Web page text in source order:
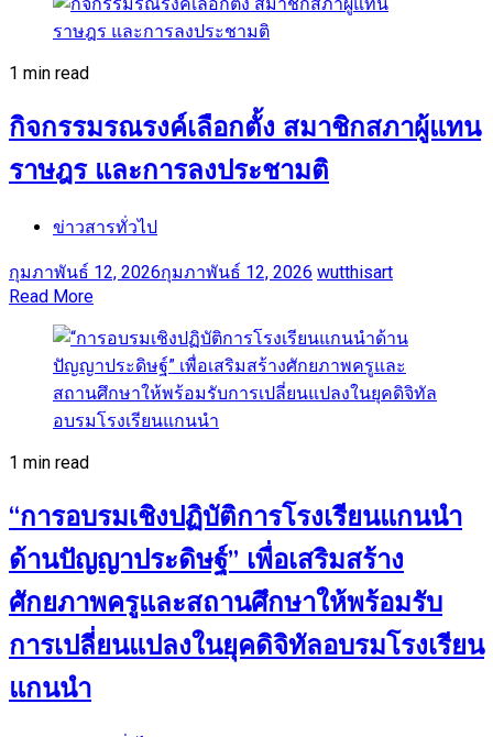
1 min read
กิจกรรมรณรงค์เลือกตั้ง สมาชิกสภาผู้แทน
ราษฎร และการลงประชามติ
ข่าวสารทั่วไป
กุมภาพันธ์ 12, 2026กุมภาพันธ์ 12, 2026 wutthisart
Read More
1 min read
“การอบรมเชิงปฏิบัติการโรงเรียนแกนนำ
ด้านปัญญาประดิษฐ์” เพื่อเสริมสร้าง
ศักยภาพครูและสถานศึกษาให้พร้อมรับ
การเปลี่ยนแปลงในยุคดิจิทัลอบรมโรงเรียน
แกนนำ